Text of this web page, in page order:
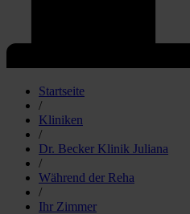
Startseite
/
Kliniken
/
Dr. Becker Klinik Juliana
/
Während der Reha
/
Ihr Zimmer